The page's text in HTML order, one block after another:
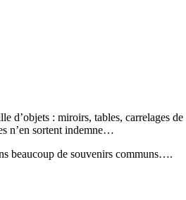
: miroirs, tables, carrelages
n’en sortent indemne…
beaucoup de souvenirs communs….